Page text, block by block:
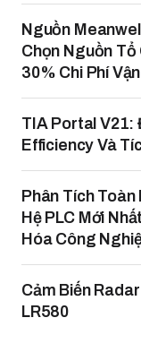
Nguồn
Chọn Nguồn Tổ
30% Chi Phí
TIA Portal V21:
Efficiency Và
Phân Tích Toàn
Hệ PLC Mới
Hóa Công
Cảm Biến
LR580